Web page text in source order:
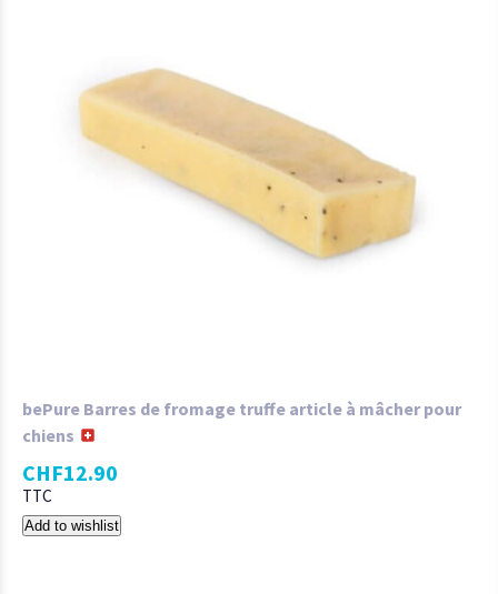
bePure Barres de fromage truffe article à mâcher pour
chiens
CHF12.90
TTC
Add to wishlist